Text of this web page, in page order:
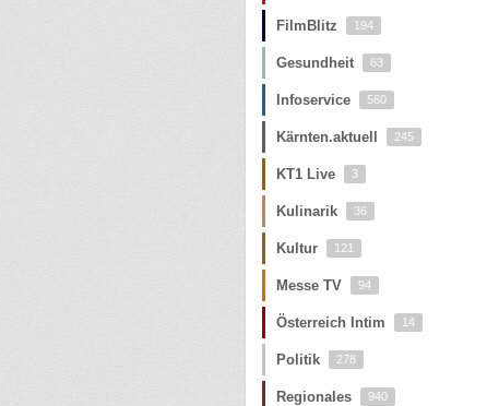
FilmBlitz 194
Gesundheit 63
Infoservice 560
Kärnten.aktuell 245
KT1 Live 3
Kulinarik 36
Kultur 121
Messe TV 94
Österreich Intim 14
Politik 278
Regionales 940